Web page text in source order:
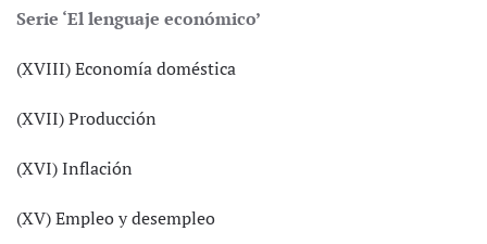
Serie ‘El lenguaje económico’
(XVIII) Economía doméstica
(XVII) Producción
(XVI) Inflación
(XV) Empleo y desempleo